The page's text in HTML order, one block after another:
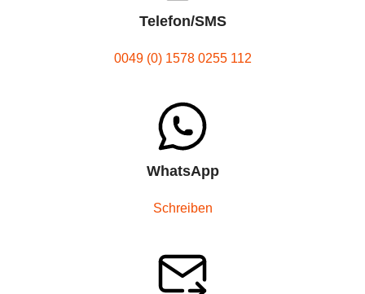
Telefon/SMS
0049 (0) 1578 0255 112
WhatsApp
Schreiben